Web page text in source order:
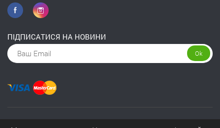
ПІДПИСАТИСЯ НА НОВИНИ
Ok